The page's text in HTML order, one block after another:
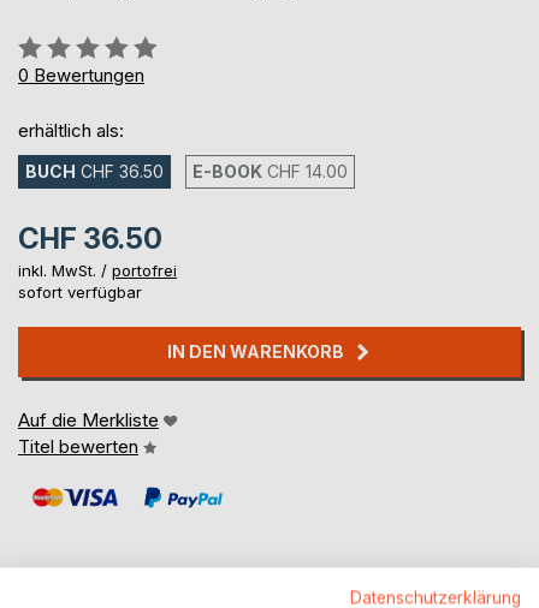
Bewertung::
0%
0 Bewertungen
erhältlich als:
BUCH CHF 36.50 E-BOOK CHF 14.00
CHF 36.50
inkl. MwSt. / portofrei
sofort verfügbar
IN DEN WARENKORB
Auf die Merkliste
Titel bewerten
Datenschutzerklärung